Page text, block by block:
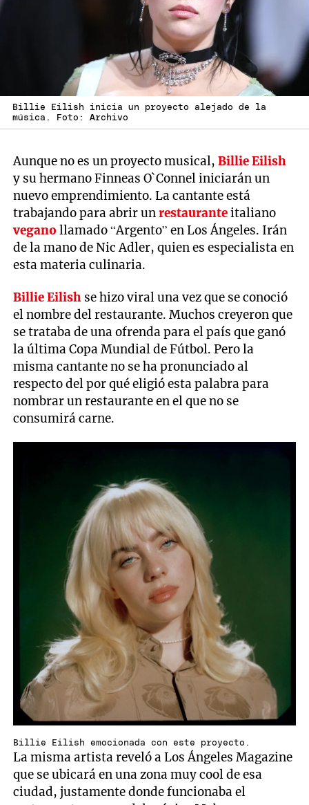
Billie Eilish inicia un proyecto alejado de la
música. Foto: Archivo
Aunque no es un proyecto musical,Billie Eilish
y su hermano Finneas O`Connel iniciarán un
nuevo emprendimiento. La cantante está
trabajando para abrir unrestauranteitaliano
veganollamado “Argento” en Los Ángeles. Irán
de la mano de Nic Adler, quien es especialista en
esta materia culinaria.
Billie Eilish se hizo viral una vez que se conoció
el nombre del restaurante. Muchos creyeron que
se trataba de una ofrenda para el país que ganó
la última Copa Mundial de Fútbol. Pero la
misma cantante no se ha pronunciado al
respecto del por qué eligió esta palabra para
nombrar un restaurante en el que no se
consumirá carne.
Billie Eilish emocionada con este proyecto.
La misma artista reveló a Los Ángeles Magazine
que se ubicará en una zona muy cool de esa
ciudad, justamente donde funcionaba el